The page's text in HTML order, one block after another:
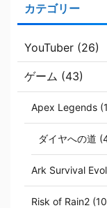
カテゴリー
YouTuber (26)
ゲーム (43)
Apex Legends
ダイヤへの道
Ark Survival
Risk of Rain2